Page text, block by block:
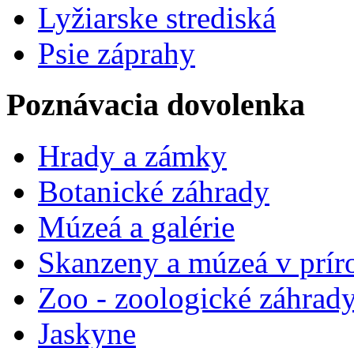
Lyžiarske strediská
Psie záprahy
Poznávacia dovolenka
Hrady a zámky
Botanické záhrady
Múzeá a galérie
Skanzeny a múzeá v
Zoo - zoologické
Jaskyne